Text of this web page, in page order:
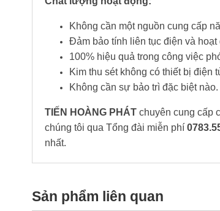
Không cần một nguồn cung cấp
Đảm bảo tính liên tục điện và
100% hiệu quả trong công việc
Kim thu sét không có thiết bị điện
Không cần sự bảo trì đặc biệt nào.
TIẾN HOÀNG PHÁT chuyên cung cấp
chúng tôi qua Tổng đài miễn phí
nhất.
Sản phẩm liên quan